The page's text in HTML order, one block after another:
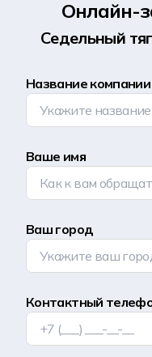
Онлайн-
Седельный
Название компании
Ваше имя
Ваш город
Контактный